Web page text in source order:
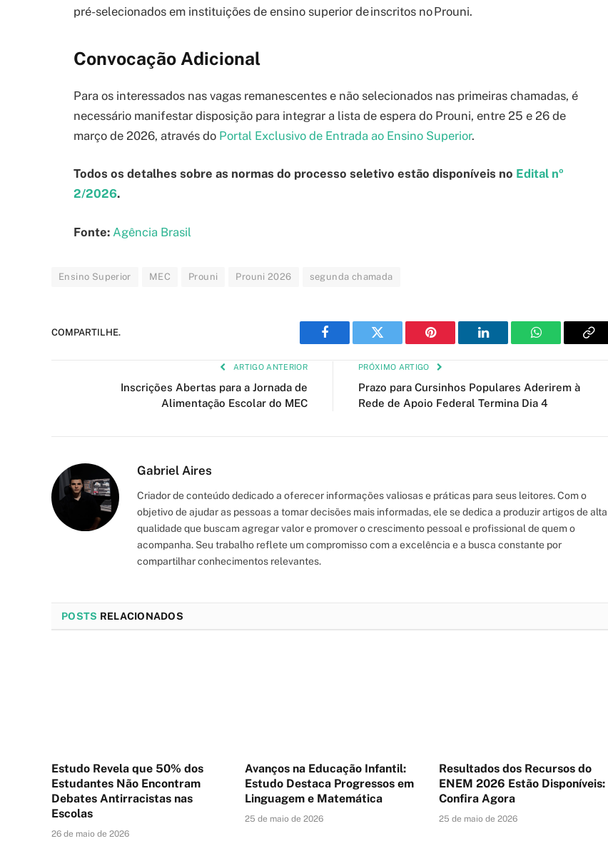
pré-selecionados em instituições de ensino superior de inscritos no Prouni.
Convocação Adicional
Para os interessados nas vagas remanescentes e não selecionados nas primeiras chamadas, é
necessário manifestar disposição para integrar a lista de espera do Prouni, entre 25 e 26 de
março de 2026, através do Portal Exclusivo de Entrada ao Ensino Superior.
Todos os detalhes sobre as normas do processo seletivo estão disponíveis no Edital nº
2/2026.
Fonte: Agência Brasil
Ensino Superior MEC Prouni Prouni 2026 segunda chamada
COMPARTILHE.
Facebook Twitter Pinterest LinkedIn WhatsApp
ARTIGO ANTERIOR
Inscrições Abertas para a Jornada de
Alimentação Escolar do MEC
PRÓXIMO ARTIGO
Prazo para Cursinhos Populares Aderirem à
Rede de Apoio Federal Termina Dia 4
Gabriel Aires
Criador de conteúdo dedicado a oferecer informações valiosas e práticas para seus leitores. Com o
objetivo de ajudar as pessoas a tomar decisões mais informadas, ele se dedica a produzir artigos de alta
qualidade que buscam agregar valor e promover o crescimento pessoal e profissional de quem o
acompanha. Seu trabalho reflete um compromisso com a excelência e a busca constante por
compartilhar conhecimentos relevantes.
POSTS RELACIONADOS
Estudo Revela que 50% dos
Estudantes Não Encontram
Debates Antirracistas nas
Escolas
26 de maio de 2026
Avanços na Educação Infantil:
Estudo Destaca Progressos em
Linguagem e Matemática
25 de maio de 2026
Resultados dos Recursos do
ENEM 2026 Estão Disponíveis:
Confira Agora
25 de maio de 2026